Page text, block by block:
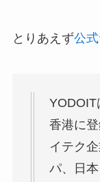
とりあえず公
YODOIT
香港に
イテク
パ、日